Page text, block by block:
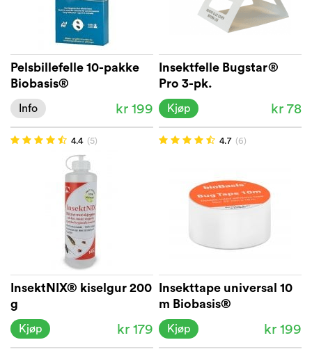
Pelsbillefelle 10-pakke
Biobasis®
kr 199
Info
Insektfelle Bugstar®
Pro 3-pk.
kr 78
Kjøp
4.4 (5)
InsektNIX® kiselgur 200
g
kr 179
Kjøp
4.7 (6)
Insekttape universal 10
m Biobasis®
kr 199
Kjøp